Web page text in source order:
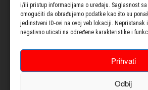
i/ili pristup informacijama o uređaju. Saglasnost
omogućiti da obrađujemo podatke kao što su
jedinstveni ID-ovi na ovoj veb lokaciji.
negativno uticati na određene karakteristike i
Prihvati
Odbij
Usluge